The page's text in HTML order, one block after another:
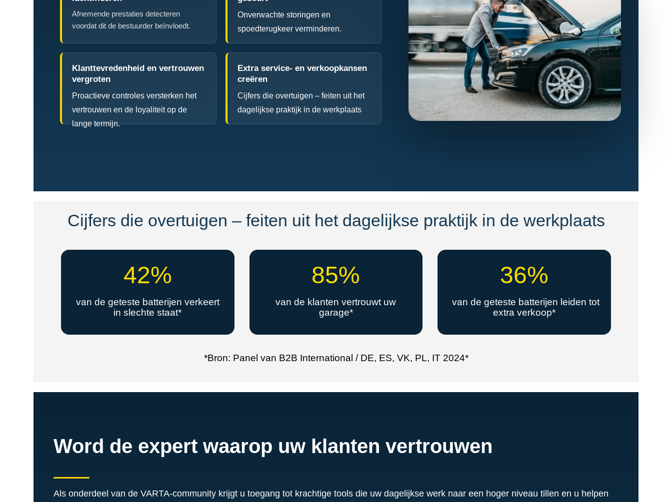
Afnemende prestaties detecteren
voordat dit de bestuurder beïnvloedt.
Onverwachte storingen en
spoedterugkeer verminderen.
Klanttevredenheid en vertrouwen
vergroten
Proactieve controles versterken het
vertrouwen en de loyaliteit op de
lange termijn.
Extra service- en verkoopkansen
creëren
Cijfers die overtuigen – feiten uit het
dagelijkse praktijk in de werkplaats
Cijfers die overtuigen – feiten uit het dagelijkse praktijk in de werkplaats
42%
van de geteste batterijen verkeert
in slechte staat*
85%
van de klanten vertrouwt uw
garage*
36%
van de geteste batterijen leiden tot
extra verkoop*
*Bron: Panel van B2B International / DE, ES, VK, PL, IT 2024*
Word de expert waarop uw klanten vertrouwen
Als onderdeel van de VARTA-community krijgt u toegang tot krachtige tools die uw dagelijkse werk naar een hoger niveau tillen en u helpen